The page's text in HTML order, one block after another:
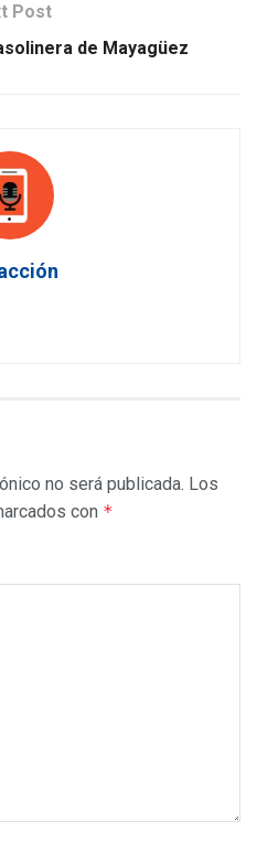
Post
de Mayagüez
no será publicada. Los
con *